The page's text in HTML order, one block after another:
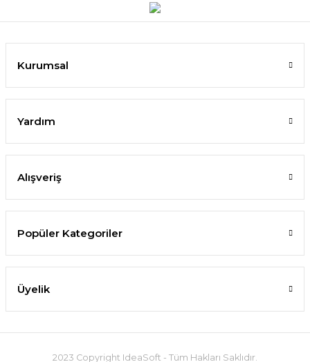
Kurumsal
Yardım
Alışveriş
Popüler Kategoriler
Üyelik
2023 Copyright IdeaSoft - Tüm Hakları Saklıdır.